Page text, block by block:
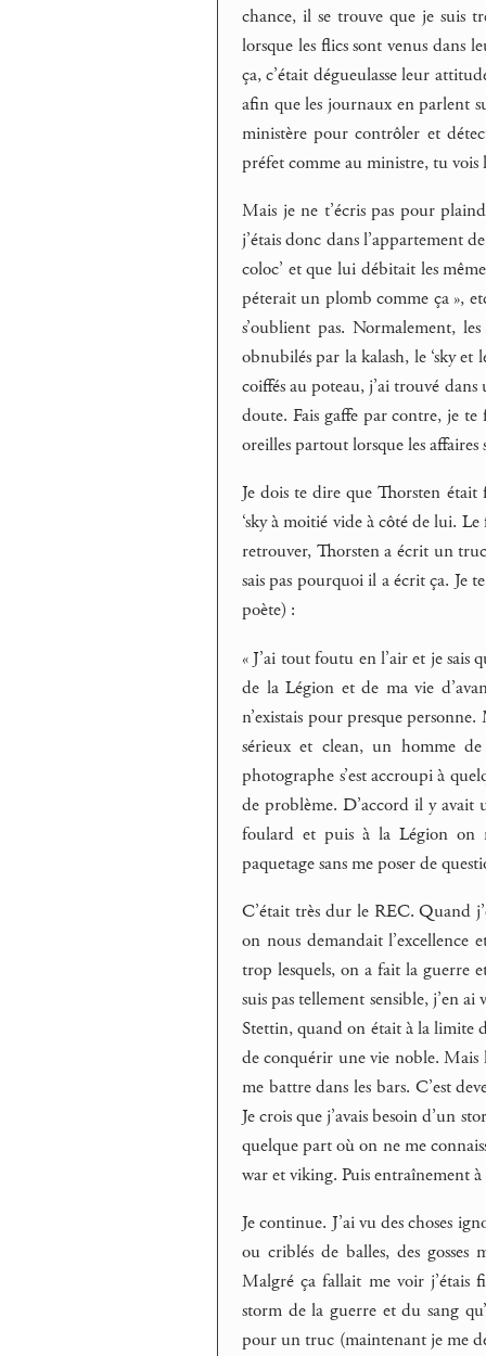
chance, il se trouve que je suis
lorsque les flics sont venus dans
ça, c’était dégueulasse leur
afin que les journaux en parlent
ministère pour contrôler et
préfet comme au ministre, tu
Mais je ne t’écris pas pour
j’étais donc dans l’appartement
coloc’ et que lui débitait les
péterait un plomb comme ça »,
s’oublient pas. Normalement,
obnubilés par la kalash, le ‘sky et
coiffés au poteau, j’ai trouvé
doute. Fais gaffe par contre, je
oreilles partout lorsque les affaires
Je dois te dire que Thorsten
‘sky à moitié vide à côté de lui.
retrouver, Thorsten a écrit un
sais pas pourquoi il a écrit ça. Je
poète) :
« J’ai tout foutu en l’air et je
de la Légion et de ma vie
n’existais pour presque
sérieux et clean, un homme
photographe s’est accroupi à
de problème. D’accord il y avait
foulard et puis à la Légion on
paquetage sans me poser de
C’était très dur le REC. Quand
on nous demandait l’excellence
trop lesquels, on a fait la guerre
suis pas tellement sensible, j’en
Stettin, quand on était à la limite
de conquérir une vie noble. Mais
me battre dans les bars. C’est
Je crois que j’avais besoin d’un
quelque part où on ne me
war et viking. Puis entraînement
Je continue. J’ai vu des choses
ou criblés de balles, des gosses
Malgré ça fallait me voir j’étais
storm de la guerre et du sang
pour un truc (maintenant je me